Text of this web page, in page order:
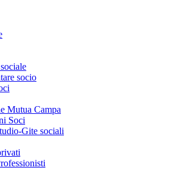
socio
Mutua Campa
Soci
Gite sociali